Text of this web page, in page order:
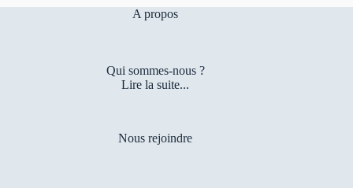
A propos
Qui sommes-nous ?
Lire la suite...
Nous rejoindre